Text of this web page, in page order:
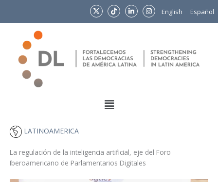
contenido
English Español
Menu
LATINOAMERICA
La regulación de la inteligencia artificial, eje del Foro
Iberoamericano de Parlamentarios Digitales